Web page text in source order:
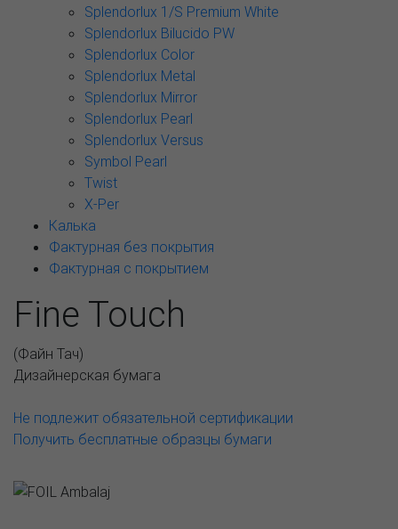
Splendorlux 1/S Premium White
Splendorlux Bilucido PW
Splendorlux Color
Splendorlux Metal
Splendorlux Mirror
Splendorlux Pearl
Splendorlux Versus
Symbol Pearl
Twist
X-Per
Калька
Фактурная без покрытия
Фактурная с покрытием
Fine Touch
(Файн Тач)
Дизайнерская бумага
Не подлежит обязательной сертификации
Получить бесплатные образцы бумаги